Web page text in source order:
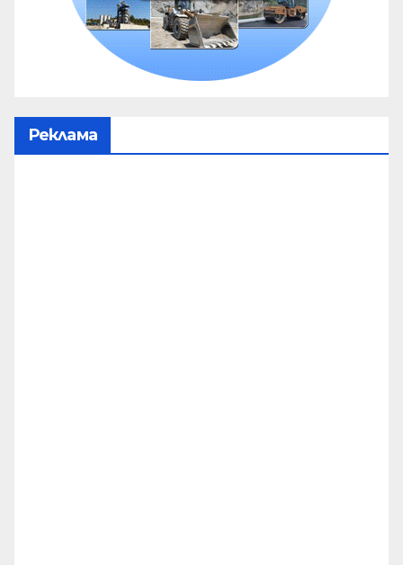
Реклама